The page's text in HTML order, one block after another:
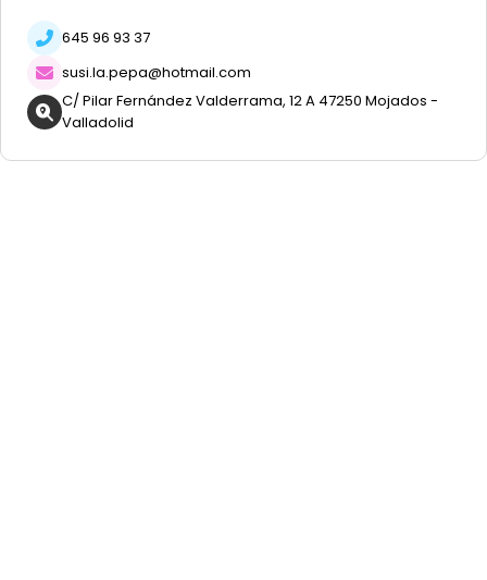
645 96 93 37
susi.la.pepa@hotmail.com
C/ Pilar Fernández Valderrama, 12 A 47250 Mojados -
Valladolid